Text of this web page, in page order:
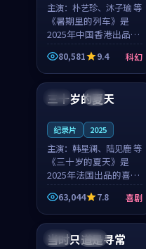
主演： 朴艺珍、沐子瑜 等
《暑期里的列车》是
2025年中国香港出品的
科幻新作，主创团队希
望用城市夜归人的故事
让观众停下来想一想。
朴艺珍领衔，沐子瑜担
任重要角色，郑书延的
80,581 9.4 科幻
法国 4K
三十岁的夏天
纪录片 2025
主演： 韩星澜、陆见鹿 等
《三十岁的夏天》是
2025年法国出品的喜剧
新作，主创团队希望用
深夜电台的故事让观众
停下来想一想。韩星澜
角色，山田纯一的叙事
63,044 7.8 喜剧
泰国 杜比
当时只道是寻常